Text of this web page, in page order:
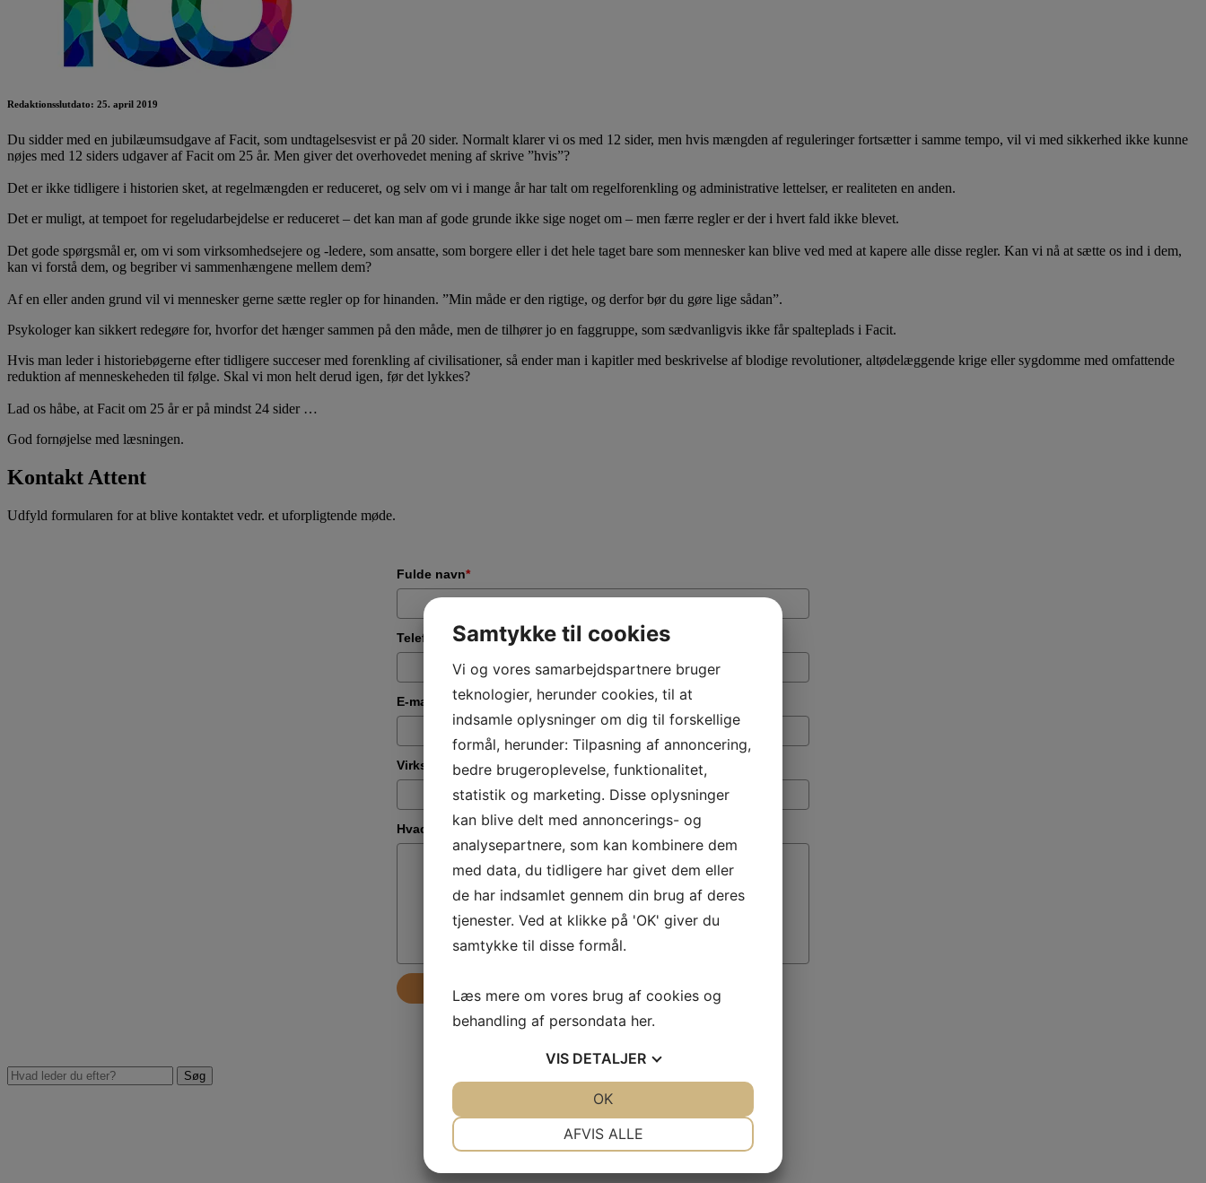
Redaktionsslutdato: 25. april 2019
Du sidder med en jubilæumsudgave af Facit, som undtagelsesvist er på 20 sider. Normalt klarer vi os med 12 sider, men hvis mængden af reguleringer fortsætter i samme tempo, vil vi med sikkerhed ikke kunne
nøjes med 12 siders udgaver af Facit om 25 år. Men giver det overhovedet mening af skrive ”hvis”?
Det er ikke tidligere i historien sket, at regelmængden er reduceret, og selv om vi i mange år har talt om regelforenkling og administrative lettelser, er realiteten en anden.
Det er muligt, at tempoet for regeludarbejdelse er reduceret – det kan man af gode grunde ikke sige noget om – men færre regler er der i hvert fald ikke blevet.
Det gode spørgsmål er, om vi som virksomhedsejere og -ledere, som ansatte, som borgere eller i det hele taget bare som mennesker kan blive ved med at kapere alle disse regler. Kan vi nå at sætte os ind i dem,
kan vi forstå dem, og begriber vi sammenhængene mellem dem?
Af en eller anden grund vil vi mennesker gerne sætte regler op for hinanden. ”Min måde er den rigtige, og derfor bør du gøre lige sådan”.
Psykologer kan sikkert redegøre for, hvorfor det hænger sammen på den måde, men de tilhører jo en faggruppe, som sædvanligvis ikke får spalteplads i Facit.
Hvis man leder i historiebøgerne efter tidligere succeser med forenkling af civilisationer, så ender man i kapitler med beskrivelse af blodige revolutioner, altødelæggende krige eller sygdomme med omfattende
reduktion af menneskeheden til følge. Skal vi mon helt derud igen, før det lykkes?
Lad os håbe, at Facit om 25 år er på mindst 24 sider …
God fornøjelse med læsningen.
Kontakt Attent
Udfyld formularen for at blive kontaktet vedr. et uforpligtende møde.
Fulde navn*
Telefonnummer*
E-mail
Virksomhed*
Hvad drejer din henvendelse sig om?*
Send
Samtykke til cookies
Vi og vores samarbejdspartnere bruger
teknologier, herunder cookies, til at
indsamle oplysninger om dig til forskellige
formål, herunder: Tilpasning af annoncering,
bedre brugeroplevelse, funktionalitet,
statistik og marketing. Disse oplysninger
kan blive delt med annoncerings- og
analysepartnere, som kan kombinere dem
med data, du tidligere har givet dem eller
de har indsamlet gennem din brug af deres
tjenester. Ved at klikke på 'OK' giver du
samtykke til disse formål.
Læs mere om vores brug af cookies og
behandling af persondata her.
VIS DETALJER
AFVIS ALLE
OK